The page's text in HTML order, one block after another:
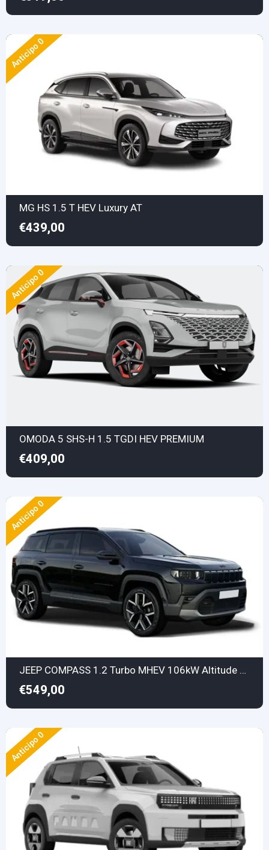
Anticipo 0
MG HS 1.5 T HEV Luxury AT
€439,00
Anticipo 0
OMODA 5 SHS-H 1.5 TGDI HEV PREMIUM
€409,00
Anticipo 0
JEEP COMPASS 1.2 Turbo MHEV 106kW Altitude DCT
€549,00
Anticipo 0